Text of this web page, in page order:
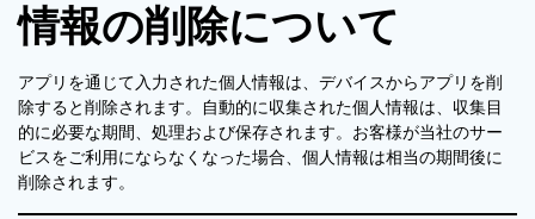
情報の削除について
アプリを通じて入力された個人情報は、デバイスからアプリを削
除すると削除されます。自動的に収集された個人情報は、収集目
的に必要な期間、処理および保存されます。お客様が当社のサー
ビスをご利用にならなくなった場合、個人情報は相当の期間後に
削除されます。